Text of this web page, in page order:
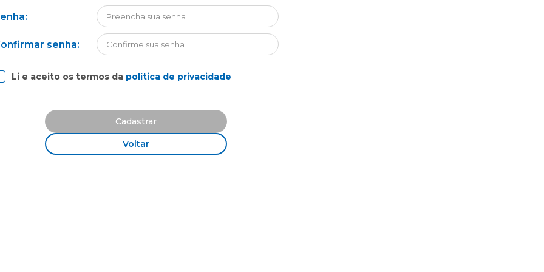
senha:
Li e aceito os termos da política de privacidade
Cadastrar
Voltar